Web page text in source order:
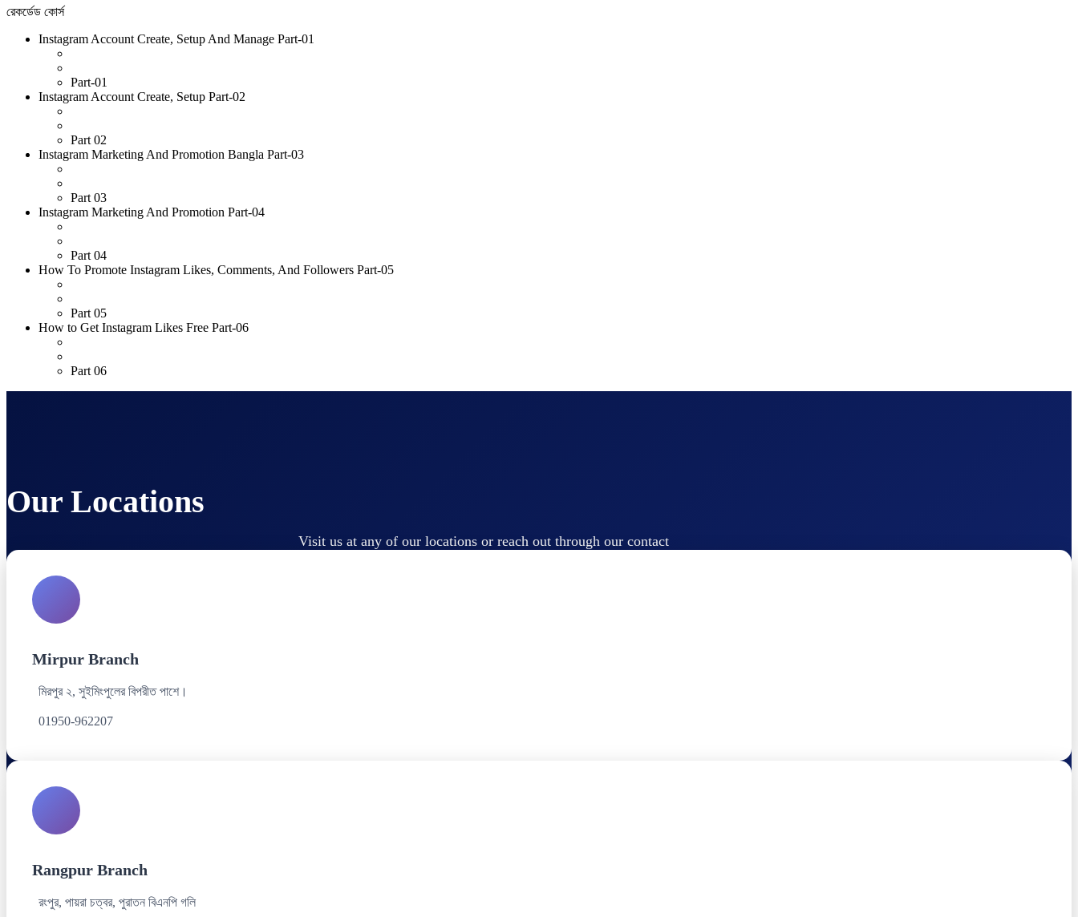
রেকর্ডেড কোর্স
Instagram Account Create, Setup And Manage Part-01
Part-01
Instagram Account Create, Setup Part-02
Part 02
Instagram Marketing And Promotion Bangla Part-03
Part 03
Instagram Marketing And Promotion Part-04
Part 04
How To Promote Instagram Likes, Comments, And Followers Part-05
Part 05
How to Get Instagram Likes Free Part-06
Part 06
Our Locations
Visit us at any of our locations or reach out through our contact
Mirpur Branch
মিরপুর ২, সুইমিংপুলের বিপরীত পাশে।
01950-962207
Rangpur Branch
রংপুর, পায়রা চত্বর, পুরাতন বিএনপি গলি